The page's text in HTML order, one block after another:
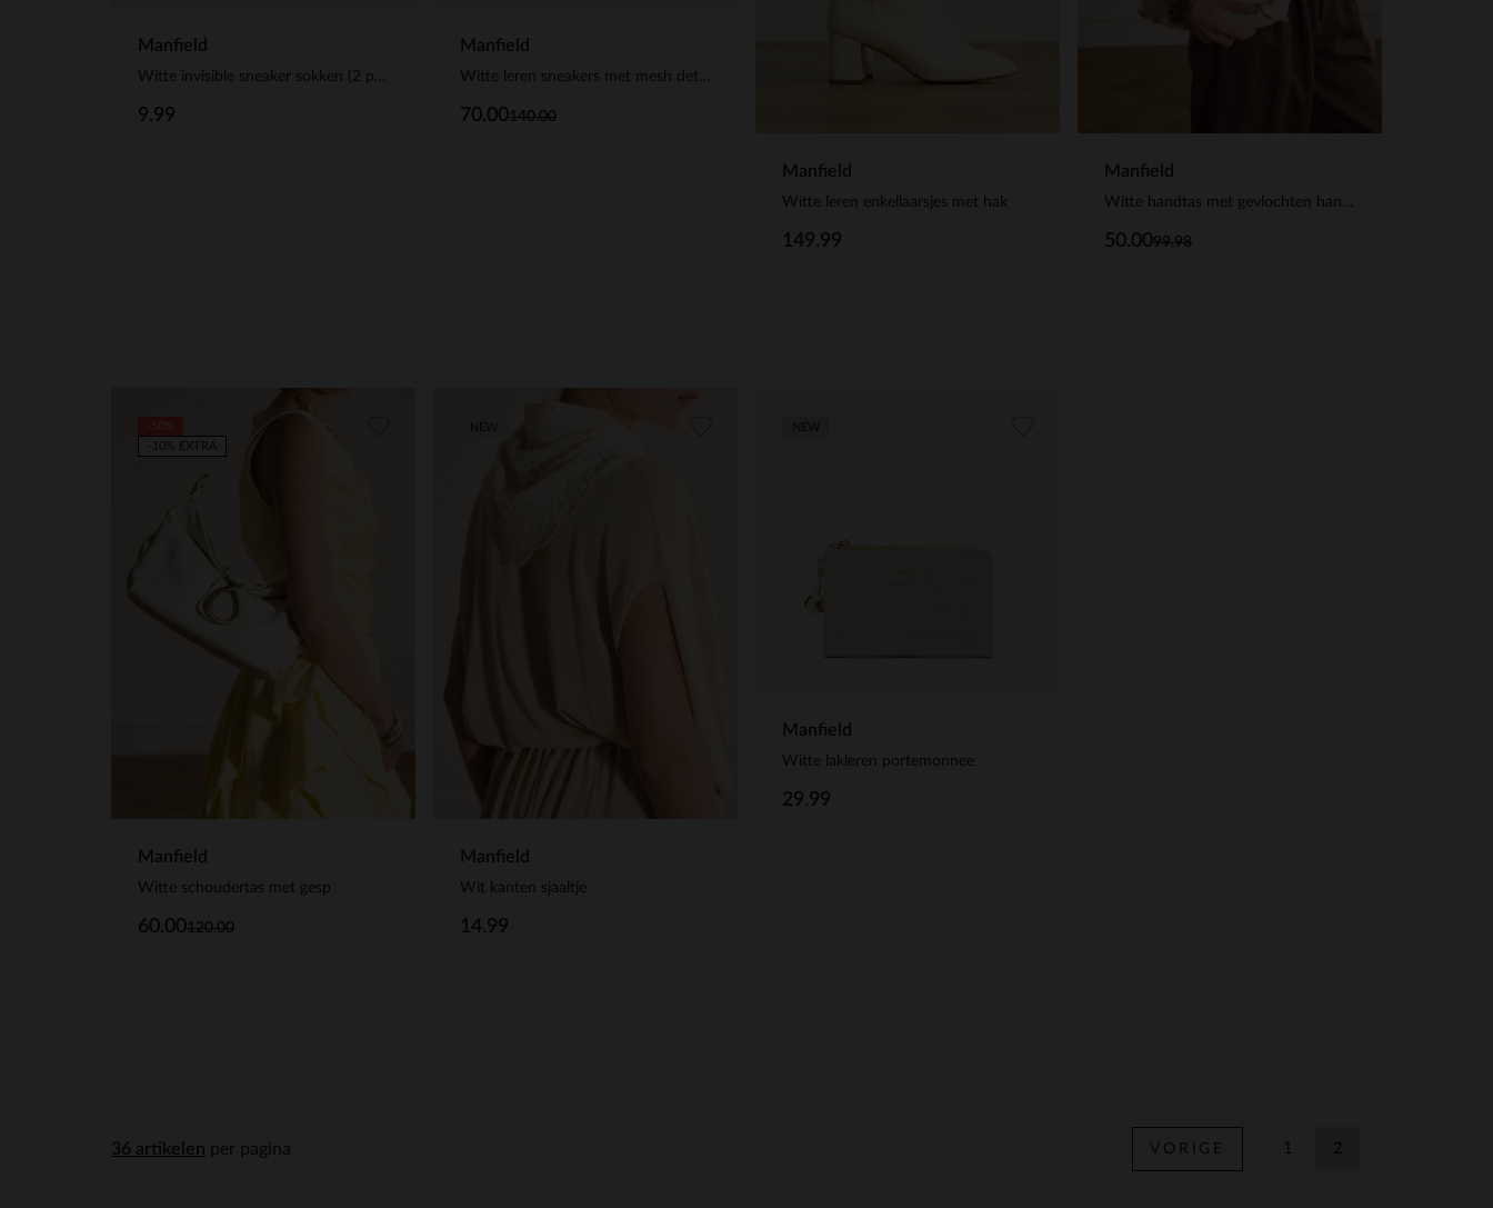
Manfield
9.99
Manfield
140.00
70.00
Manfield
Witte leren enkellaarsjes met hak
149.99
Manfield
Witte handtas met gevlochten handvat
99.98
50.00
Manfield
Witte schoudertas met gesp
120.00
60.00
-10% EXTRA
Manfield
Wit kanten sjaaltje
14.99
Manfield
Witte lakleren portemonnee
29.99
per pagina VORIGE 1 2